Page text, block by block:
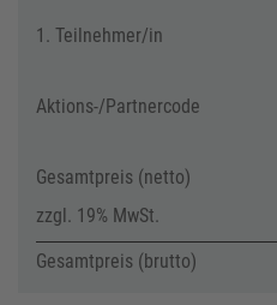
1. Teilnehmer/in
Aktions-/Partnercode
Gesamtpreis (netto)
zzgl. 19% MwSt.
Gesamtpreis (brutto)